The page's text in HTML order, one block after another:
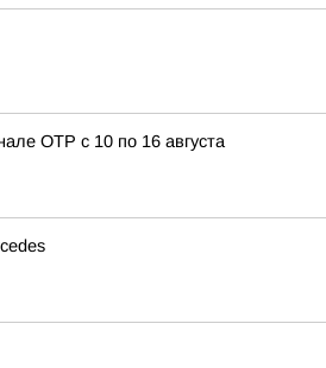
ОТР с 10 по 16 августа